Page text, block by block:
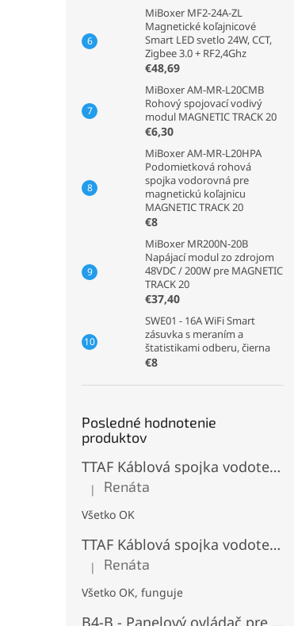
MiBoxer MF2-24A-ZL
Magnetické koľajnicové
Smart LED svetlo 24W, CCT,
Zigbee 3.0 + RF2,4Ghz
€48,69
MiBoxer AM-MR-L20CMB
Rohový spojovací vodivý
modul MAGNETIC TRACK 20
€6,30
MiBoxer AM-MR-L20HPA
Podomietková rohová
spojka vodorovná pre
magnetickú koľajnicu
MAGNETIC TRACK 20
€8
MiBoxer MR200N-20B
Napájací modul zo zdrojom
48VDC / 200W pre MAGNETIC
TRACK 20
€37,40
SWE01 - 16A WiFi Smart
zásuvka s meraním a
štatistikami odberu, čierna
€8
Posledné hodnotenie
produktov
TTAF Káblová spojka vodotesná IP68, Typu "T" , 3 pinová, 20A, 2,5mm², M20
Hodnotenie produktu je 5 z 5 hviezdičiek.
| Renáta
Všetko OK
TTAF Káblová spojka vodotesná IP68, "I" Priama, 3 pinová, 20A, 2,5mm², M20
Hodnotenie produktu je 5 z 5 hviezdičiek.
| Renáta
Všetko OK, funguje
B4-B - Panelový ovládač pre RGB+CCT LED, Čierny, Batériový 2xAAA (3V), Magnetický, RF 2,4GHz, 4 zóny